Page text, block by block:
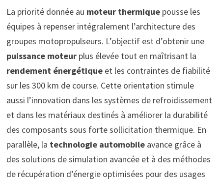
La priorité donnée au moteur thermiquepousse les
équipes à repenser intégralement l’architecture des
groupes motopropulseurs. L’objectif est d’obtenir une
puissance moteurplus élevée tout en maîtrisant la
rendement énergétiqueet les contraintes de fiabilité
sur les 300 km de course. Cette orientation stimule
aussi l’innovation dans les systèmes de refroidissement
et dans les matériaux destinés à améliorer la durabilité
des composants sous forte sollicitation thermique. En
parallèle, la technologie automobileavance grâce à
des solutions de simulation avancée et à des méthodes
de récupération d’énergie optimisées pour des usages